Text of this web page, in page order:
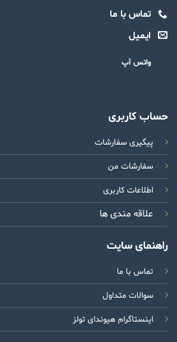
تماس با ما
ایمیل
واتس آپ
حساب کاربری
پیگیری سفارشات
سفارشات من
اطلاعات کاربری
علاقه مندی ها
راهنمای سایت
تماس با ما
سوالات متداول
اینستاگرام هیوندای تولز